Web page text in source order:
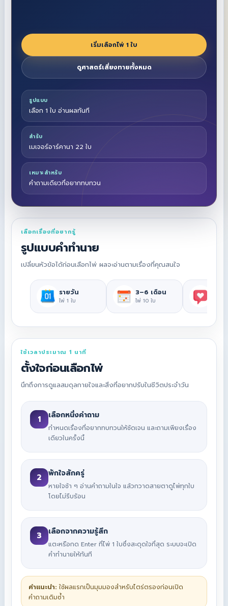
เริ่มเลือกไพ่ 1 ใบ
ดูศาสตร์เสี่ยงทายทั้งหมด
รูปแบบ
เลือก 1 ใบ อ่านผลทันที
สำรับ
เมเจอร์อาร์คานา 22 ใบ
เหมาะสำหรับ
คำถามเดียวที่อยากทบทวน
เลือกเรื่องที่อยากรู้
รูปแบบคำทำนาย
เปลี่ยนหัวข้อได้ก่อนเลือกไพ่ ผลจะอ่านตามเรื่องที่คุณสนใจ
รายวัน
ไพ่ 1 ใบ
3–6 เดือน
ไพ่ 10 ใบ
ใช้เวลาประมาณ 1 นาที
ตั้งใจก่อนเลือกไพ่
นึกถึงการดูแลสมดุลกายใจและสิ่งที่อยากปรับในชีวิตประจำวัน
1 เลือกหนึ่งคำถาม
กำหนดเรื่องที่อยากทบทวนให้ชัดเจน และถามเพียงเรื่อง
เดียวในครั้งนี้
2 พักใจสักครู่
หายใจช้า ๆ อ่านคำถามในใจ แล้วกวาดสายตาดูไพ่ทุกใบ
โดยไม่รีบร้อน
3 เลือกจากความรู้สึก
แตะหรือกด Enter ที่ไพ่ 1 ใบซึ่งสะดุดใจที่สุด ระบบจะเปิด
คำทำนายให้ทันที
คำแนะนำ: ใช้ผลแรกเป็นมุมมองสำหรับไตร่ตรองก่อนเปิด
คำถามเดิมซ้ำ